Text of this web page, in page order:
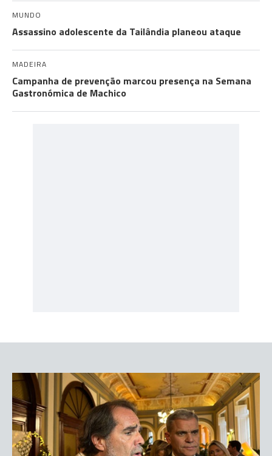
MUNDO
Assassino adolescente da Tailândia planeou ataque
MADEIRA
Campanha de prevenção marcou presença na Semana
Gastronómica de Machico